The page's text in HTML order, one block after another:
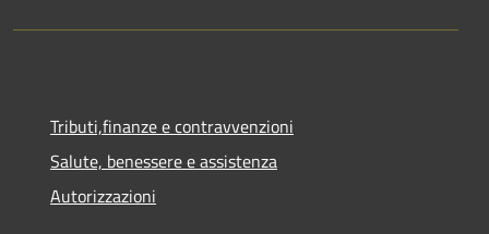
Tributi,finanze e contravvenzioni
Salute, benessere e assistenza
Autorizzazioni